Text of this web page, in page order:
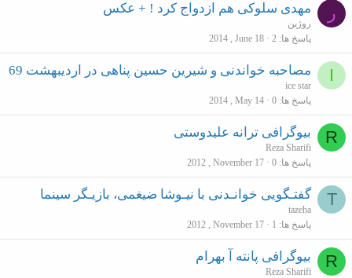
ر مهدی سلوکی هم ازدواج کرد ! + عکس
روژین
پاسخ ها 2
2014 , June 18
I مصاحبه خواندنی و شیرین حسین پناهی در اردیبهشت 69
ice star
پاسخ ها 0
2014 , May 14
R بیوگرافی ترانه علیدوستی
Reza Sharifi
پاسخ ها 0
2012 , November 17
T گفتـگویی خوانـدنی با نیـوشا ضیغمی، بازیـگر سینما
tazeha
پاسخ ها 1
2012 , November 17
R بیوگرافی پانته آ بهرام
Reza Sharifi